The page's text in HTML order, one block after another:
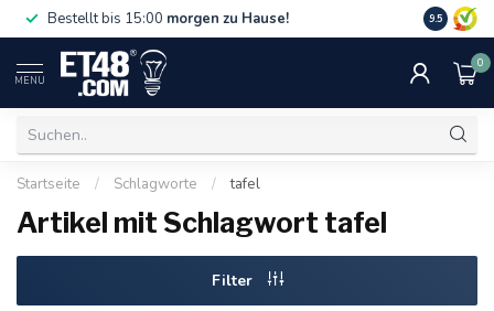
Bestellt bis 15:00 morgen zu Hause! 75 €. Nur
9.5
MENU
0
Startseite / Schlagworte / tafel
Artikel mit Schlagwort tafel
Filter